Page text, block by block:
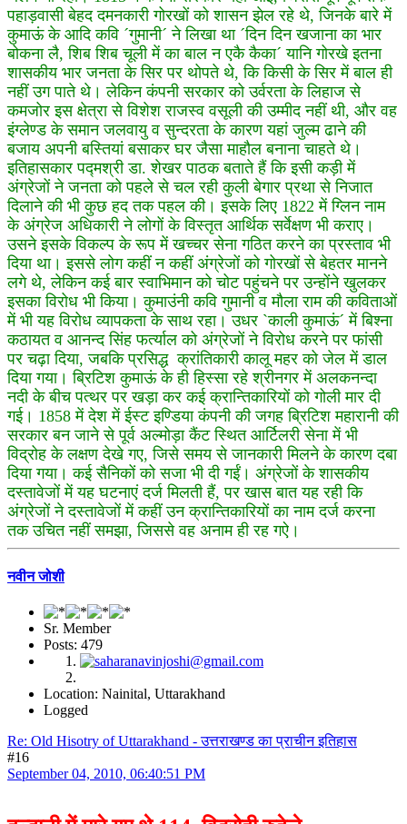
पहाड़वासी बेहद दमनकारी गोरखों को शासन झेल रहे थे, जिनके बारे में
कुमाऊं के आदि कवि ´गुमानी´ ने लिखा था ´दिन दिन खजाना का भार
बोकना लै, शिब शिब चूली में का बाल न एकै कैका´ यानि गोरखे इतना
शासकीय भार जनता के सिर पर थोपते थे, कि किसी के सिर में बाल ही
नहीं उग पाते थे। लेकिन कंपनी सरकार को उर्वरता के लिहाज से
कमजोर इस क्षेत्रा से विशेश राजस्व वसूली की उम्मीद नहीं थी, और वह
इंग्लेण्ड के समान जलवायु व सुन्दरता के कारण यहां जुल्म ढाने की
बजाय अपनी बस्तियां बसाकर घर जैसा माहौल बनाना चाहते थे।
इतिहासकार पद्मश्री डा. शेखर पाठक बताते हैं कि इसी कड़ी में
अंग्रेजों ने जनता को पहले से चल रही कुली बेगार प्रथा से निजात
दिलाने की भी कुछ हद तक पहल की। इसके लिए 1822 में ग्लिन नाम
के अंग्रेज अधिकारी ने लोगों के विस्तृत आर्थिक सर्वेक्षण भी कराए।
उसने इसके विकल्प के रूप में खच्चर सेना गठित करने का प्रस्ताव भी
दिया था। इससे लोग कहीं न कहीं अंग्रेजों को गोरखों से बेहतर मानने
लगे थे, लेकिन कई बार स्वाभिमान को चोट पहुंचने पर उन्होंने खुलकर
इसका विरोध भी किया। कुमाउंनी कवि गुमानी व मौला राम की कविताओं
में भी यह विरोध व्यापकता के साथ रहा। उधर `काली कुमाऊं´ में बिश्ना
कठायत व आनन्द सिंह फर्त्याल को अंग्रेजों ने विरोध करने पर फांसी
पर चढ़ा दिया, जबकि प्रसिद्ध क्रांतिकारी कालू महर को जेल में डाल
दिया गया। ब्रिटिश कुमाऊं के ही हिस्सा रहे श्रीनगर में अलकनन्दा
नदी के बीच पत्थर पर खड़ा कर कई क्रान्तिकारियों को गोली मार दी
गई। 1858 में देश में ईस्ट इण्डिया कंपनी की जगह ब्रिटिश महारानी की
सरकार बन जाने से पूर्व अल्मोड़ा कैंट स्थित आर्टिलरी सेना में भी
विद्रोह के लक्षण देखे गए, जिसे समय से जानकारी मिलने के कारण दबा
दिया गया। कई सैनिकों को सजा भी दी गईं। अंग्रेजों के शासकीय
दस्तावेजों में यह घटनाएं दर्ज मिलती हैं, पर खास बात यह रही कि
अंग्रेजों ने दस्तावेजों में कहीं उन क्रान्तिकारियों का नाम दर्ज करना
तक उचित नहीं समझा, जिससे वह अनाम ही रह गऐ।
नवीन जोशी
Sr. Member
Posts: 479
Location: Nainital, Uttarakhand
Logged
Re: Old Hisotry of Uttarakhand - उत्तराखण्ड का प्राचीन इतिहास
#16
September 04, 2010, 06:40:51 PM